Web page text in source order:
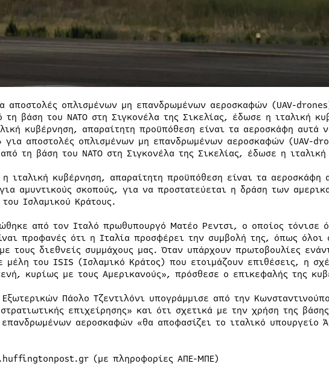
αποστολές οπλισμένων μη επανδρωμένων αεροσκαφών (UAV-
τη βάση του ΝΑΤΟ στη Σιγκονέλα της Σικελίας, έδωσε η ιταλική
κυβέρνηση, απαραίτητη προϋπόθεση είναι τα αεροσκάφη αυτά
για αποστολές οπλισμένων μη επανδρωμένων αεροσκαφών (UAV-
τη βάση του ΝΑΤΟ στη Σιγκονέλα της Σικελίας, έδωσε η
ιταλική κυβέρνηση, απαραίτητη προϋπόθεση είναι τα αεροσκάφη
αμυντικούς σκοπούς, για να προστατεύεται η δράση των
Ισλαμικού Κράτους.
από τον Ιταλό πρωθυπουργό Ματέο Ρεντσι, ο οποίος τόνισε
προφανές ότι η Ιταλία προσφέρει την συμβολή της, όπως όλοι
τους διεθνείς συμμάχους μας. Όταν υπάρχουν πρωτοβουλίες
μέλη του ISIS (Ισλαμικό Κράτος) που ετοιμάζουν επιθέσεις, η
κυρίως με τους Αμερικανούς», πρόσθεσε ο επικεφαλής της
Πάολο Τζεντιλόνι υπογράμμισε από την
επιχείρησης» και ότι σχετικά με την χρήση της
αεροσκαφών «θα αποφασίζει το ιταλικό υπουργείο
(με πληροφορίες ΑΠΕ-ΜΠΕ)